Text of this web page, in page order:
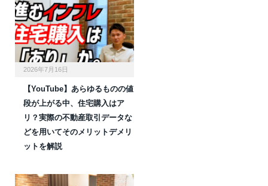
2026年7月16日
【YouTube】あらゆるものの値
段が上がる中、住宅購入はア
リ？実際の不動産取引データな
どを用いてそのメリットデメリ
ットを解説